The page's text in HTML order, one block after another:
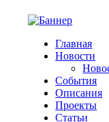
Главная
Новости
События
Описания
Проекты
Статьи